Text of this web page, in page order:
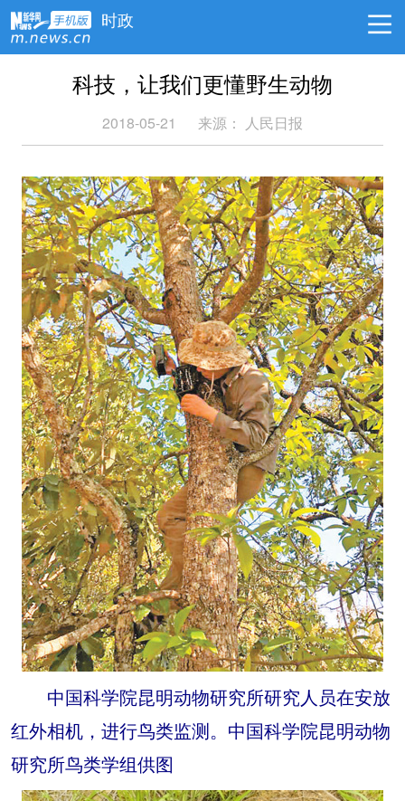
时政
科技，让我们更懂野生动物
2018-05-21 来源： 人民日报
中国科学院昆明动物研究所研究人员在安放
红外相机，进行鸟类监测。中国科学院昆明动物
研究所鸟类学组供图